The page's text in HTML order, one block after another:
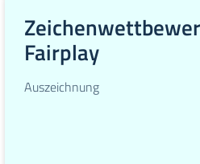
Fairplay
Auszeichnung